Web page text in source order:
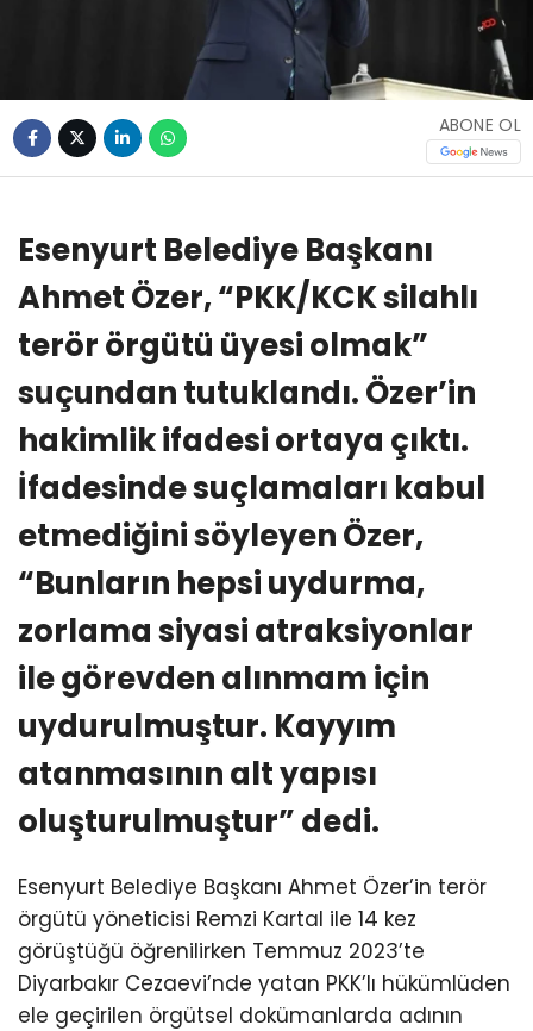
ABONE OL
Esenyurt Belediye Başkanı
Ahmet Özer, “PKK/KCK silahlı
terör örgütü üyesi olmak”
suçundan tutuklandı. Özer’in
hakimlik ifadesi ortaya çıktı.
İfadesinde suçlamaları kabul
etmediğini söyleyen Özer,
“Bunların hepsi uydurma,
zorlama siyasi atraksiyonlar
ile görevden alınmam için
uydurulmuştur. Kayyım
atanmasının alt yapısı
oluşturulmuştur” dedi.
Esenyurt Belediye Başkanı Ahmet Özer’in terör
örgütü yöneticisi Remzi Kartal ile 14 kez
görüştüğü öğrenilirken Temmuz 2023’te
Diyarbakır Cezaevi’nde yatan PKK’lı hükümlüden
ele geçirilen örgütsel dokümanlarda adının